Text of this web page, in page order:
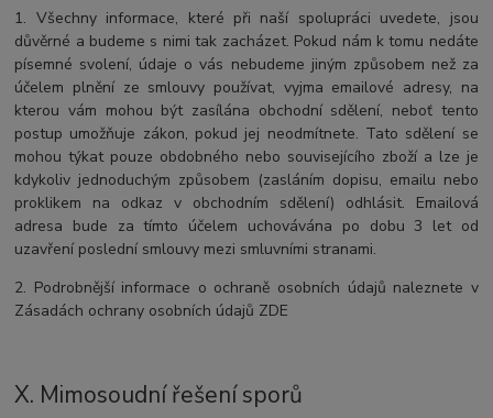
1. Všechny informace, které při naší spolupráci uvedete, jsou
důvěrné a budeme s nimi tak zacházet. Pokud nám k tomu nedáte
písemné svolení, údaje o vás nebudeme jiným způsobem než za
účelem plnění ze smlouvy používat, vyjma emailové adresy, na
kterou vám mohou být zasílána obchodní sdělení, neboť tento
postup umožňuje zákon, pokud jej neodmítnete. Tato sdělení se
mohou týkat pouze obdobného nebo souvisejícího zboží a lze je
kdykoliv jednoduchým způsobem (zasláním dopisu, emailu nebo
proklikem na odkaz v obchodním sdělení) odhlásit. Emailová
adresa bude za tímto účelem uchovávána po dobu 3 let od
uzavření poslední smlouvy mezi smluvními stranami.
2. Podrobnější informace o ochraně osobních údajů naleznete v
Zásadách ochrany osobních údajů ZDE
X. Mimosoudní řešení sporů